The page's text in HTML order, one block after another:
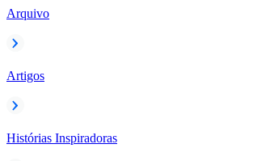
Arquivo
Artigos
Histórias Inspiradoras